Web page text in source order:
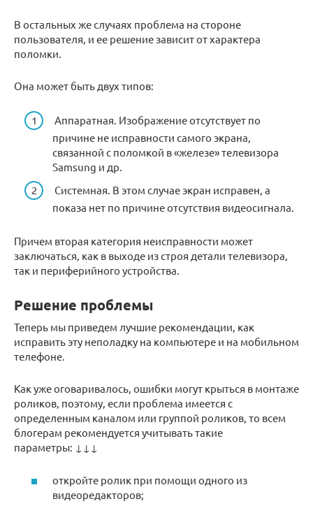
В остальных же случаях проблема на стороне
пользователя, и ее решение зависит от характера
поломки.
Она может быть двух типов:
Аппаратная. Изображение отсутствует по
причине не исправности самого экрана,
связанной с поломкой в «железе» телевизора
Samsung и др.
Системная. В этом случае экран исправен, а
показа нет по причине отсутствия видеосигнала.
Причем вторая категория неисправности может
заключаться, как в выходе из строя детали телевизора,
так и периферийного устройства.
Решение проблемы
Теперь мы приведем лучшие рекомендации, как
исправить эту неполадку на компьютере и на мобильном
телефоне.
Как уже оговаривалось, ошибки могут крыться в монтаже
роликов, поэтому, если проблема имеется с
определенным каналом или группой роликов, то всем
блогерам рекомендуется учитывать такие
параметры: ↓↓↓
откройте ролик при помощи одного из
видеоредакторов;